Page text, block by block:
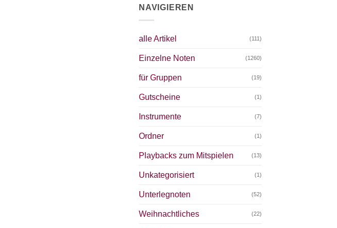
NAVIGIEREN
alle Artikel (111)
Einzelne Noten (1260)
für Gruppen (19)
Gutscheine (1)
Instrumente (7)
Ordner (1)
Playbacks zum Mitspielen (13)
Unkategorisiert (1)
Unterlegnoten (52)
Weihnachtliches (22)